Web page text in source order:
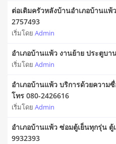
ต่อเติมครัวหลังบ้านอำเภอบ้านแพ้
2757493
เริ่มโดย Admin
อำเภอบ้านแพ้ว งานย้าย ประตูบา
เริ่มโดย Admin
อำเภอบ้านแพ้ว บริการด้วยความ
โทร 080-2426616
เริ่มโดย Admin
อำเภอบ้านแพ้ว ซ่อมตู้เย็นทุกรุ่น ตู้
9932393